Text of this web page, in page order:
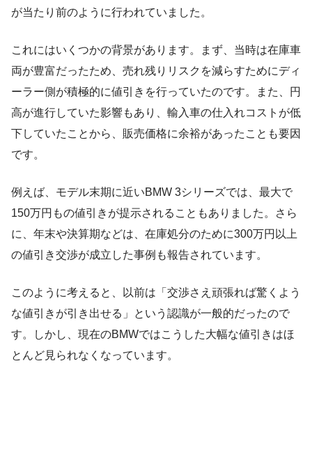
が当たり前のように行われていました。
これにはいくつかの背景があります。まず、当時は在庫車
両が豊富だったため、売れ残りリスクを減らすためにディ
ーラー側が積極的に値引きを行っていたのです。また、円
高が進行していた影響もあり、輸入車の仕入れコストが低
下していたことから、販売価格に余裕があったことも要因
です。
例えば、モデル末期に近いBMW 3シリーズでは、最大で
150万円もの値引きが提示されることもありました。さら
に、年末や決算期などは、在庫処分のために300万円以上
の値引き交渉が成立した事例も報告されています。
このように考えると、以前は「交渉さえ頑張れば驚くよう
な値引きが引き出せる」という認識が一般的だったので
す。しかし、現在のBMWではこうした大幅な値引きはほ
とんど見られなくなっています。